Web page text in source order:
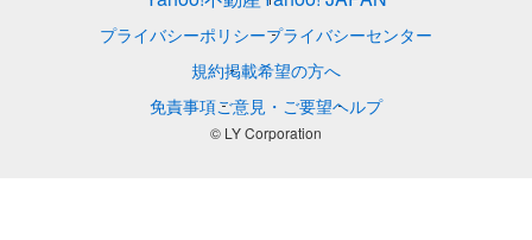
プライバシーポリシープライバシーセンター
規約掲載希望の方へ
免責事項ご意見・ご要望ヘルプ
© LY Corporation